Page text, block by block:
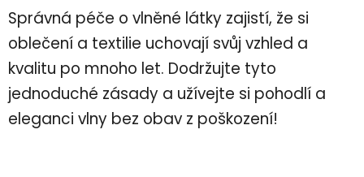
Správná péče o vlněné látky zajistí, že si
oblečení a textilie uchovají svůj vzhled a
kvalitu po mnoho let. Dodržujte tyto
jednoduché zásady a užívejte si pohodlí a
eleganci vlny bez obav z poškození!